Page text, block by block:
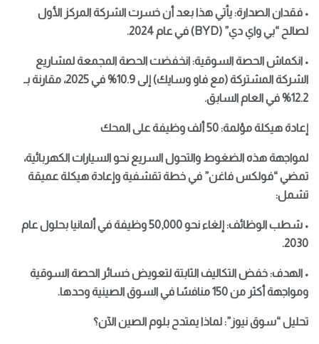
• فقدان الصدارة: يأتي هذا بعد أن خسرت الشركة المركز الأول
لصالح “بي واي دي” (BYD) في عام 2024.
• انكماش الحصة السوقية: انخفضت الحصة المجمعة لمشاريع
الشركة المشتركة (مع فاو وسايك) إلى 10.9% في 2025، مقارنة بـ
12.2% في العام السابق.
إعادة هيكلة مؤلمة: 50 ألف وظيفة على المحك
لمواجهة هذه الضغوط والتحول السريع نحو السيارات الكهربائية،
تمضي “فولكس فاغن” في خطة تقشفية وإعادة هيكلة عميقة
تشمل:
• شطب الوظائف: إلغاء نحو 50,000 وظيفة في ألمانيا بحلول عام
2030.
• الهدف: خفض التكاليف الثابتة لتعويض خسائر الحصة السوقية
ومواجهة أكثر من 150 منافسًا في السوق الصينية وحدها.
تحليل “سوق نيوز”: لماذا يمتدح بلوم الصين الآن؟